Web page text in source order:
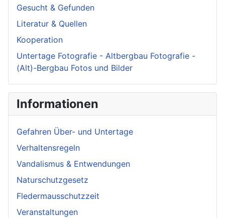
Gesucht & Gefunden
Literatur & Quellen
Kooperation
Untertage Fotografie - Altbergbau Fotografie -
(Alt)-Bergbau Fotos und Bilder
Informationen
Gefahren Über- und Untertage
Verhaltensregeln
Vandalismus & Entwendungen
Naturschutzgesetz
Fledermausschutzzeit
Veranstaltungen